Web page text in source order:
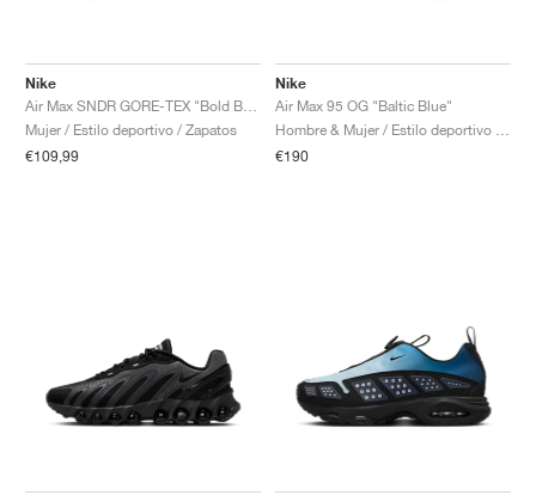
Nike
Mujer / Estilo deportivo / Zapatos
€109,99
Nike
Air Max 95 OG "Baltic Blue"
€190